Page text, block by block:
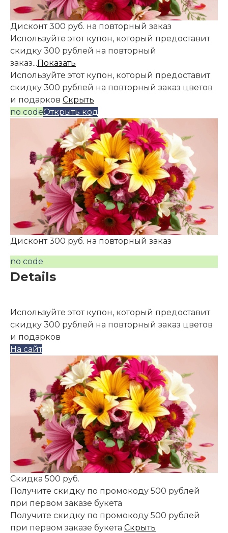
Дисконт 300 руб. на повторный заказ
Используйте этот купон, который предоставит
скидку 300 рублей на повторный
заказ...Показать
Используйте этот купон, который предоставит
скидку 300 рублей на повторный заказ цветов
и подарков Скрыть
no codeОткрыть код
Дисконт 300 руб. на повторный заказ
no code
Details
Используйте этот купон, который предоставит
скидку 300 рублей на повторный заказ цветов
и подарков
На сайт
Скидка 500 руб.
Получите скидку по промокоду 500 рублей
при первом заказе букета
Получите скидку по промокоду 500 рублей
при первом заказе букета Скрыть